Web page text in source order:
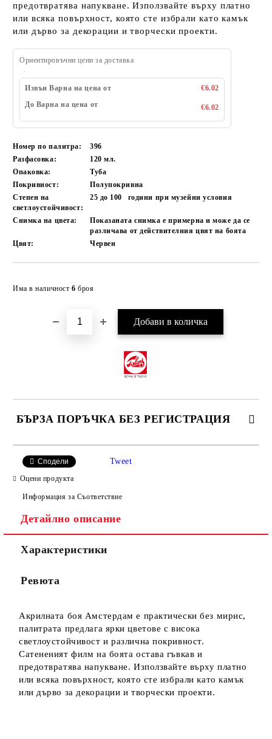
предотвратява напукване. Използвайте върху платно
или всяка повърхност, която сте избрали като камък
или дърво за декорации и творчески проекти.
Ориентировъчни цени за доставка
Извън Варна на цена от
€6.02
До Варна на цена от
€6.02
Номер по палитра:
396
Разфасовка:
120 мл.
Опаковка:
Туба
Покривност:
Полупокривна
Степен на
светлоустойчивост:
25 до 100 години при музейни условия
Снимка на цвета:
Показаната снимка е примерна и може да се
различава от действителния цвят на боята
Цвят:
Червен
Има в наличност 6 броя
БЪРЗА ПОРЪЧКА БЕЗ РЕГИСТРАЦИЯ
Сподели Tweet
Оцени продукта
Информация за Съответствие
Детайлно описание
Характеристики
Ревюта
Акрилната боя Амстердам е практически без мирис,
палитрата предлага ярки цветове с висока
светлоустойчивост и различна покривност.
Сатененият филм на боята остава гъвкав и
предотвратява напукване. Използвайте върху платно
или всяка повърхност, която сте избрали като камък
или дърво за декорации и творчески проекти.